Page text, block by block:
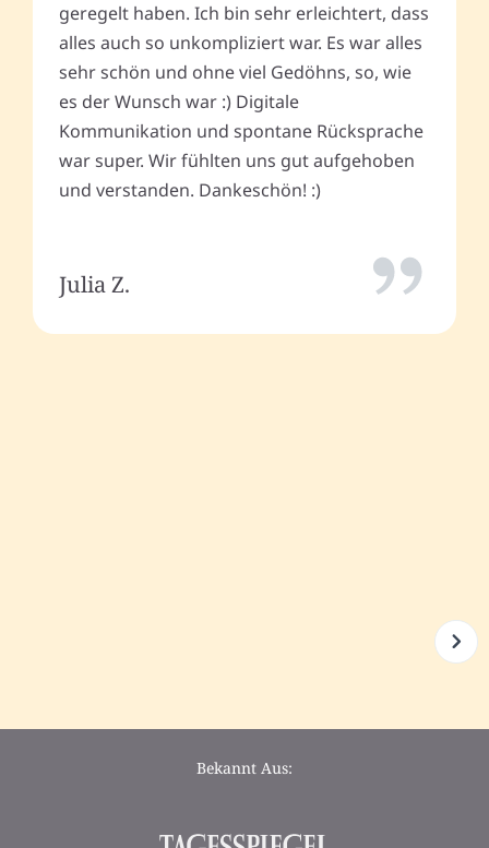
geregelt haben. Ich bin sehr erleichtert, dass
alles auch so unkompliziert war. Es war alles
sehr schön und ohne viel Gedöhns, so, wie
es der Wunsch war :) Digitale
Kommunikation und spontane Rücksprache
war super. Wir fühlten uns gut aufgehoben
und verstanden. Dankeschön! :)
Julia Z.
Bekannt Aus: